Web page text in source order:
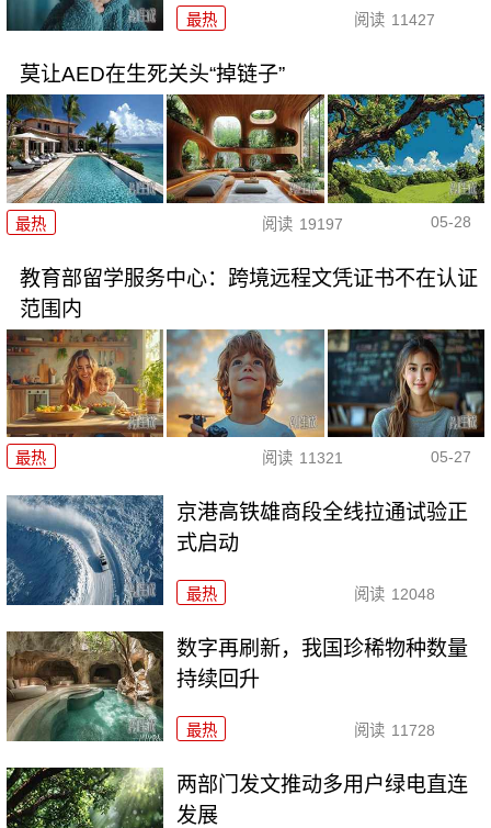
最热 阅读 11427
莫让AED在生死关头“掉链子”
最热 阅读 19197 05-28
教育部留学服务中心：跨境远程文凭证书不在认证
范围内
最热 阅读 11321 05-27
京港高铁雄商段全线拉通试验正
式启动
最热 阅读 12048
数字再刷新，我国珍稀物种数量
持续回升
最热 阅读 11728
两部门发文推动多用户绿电直连
发展